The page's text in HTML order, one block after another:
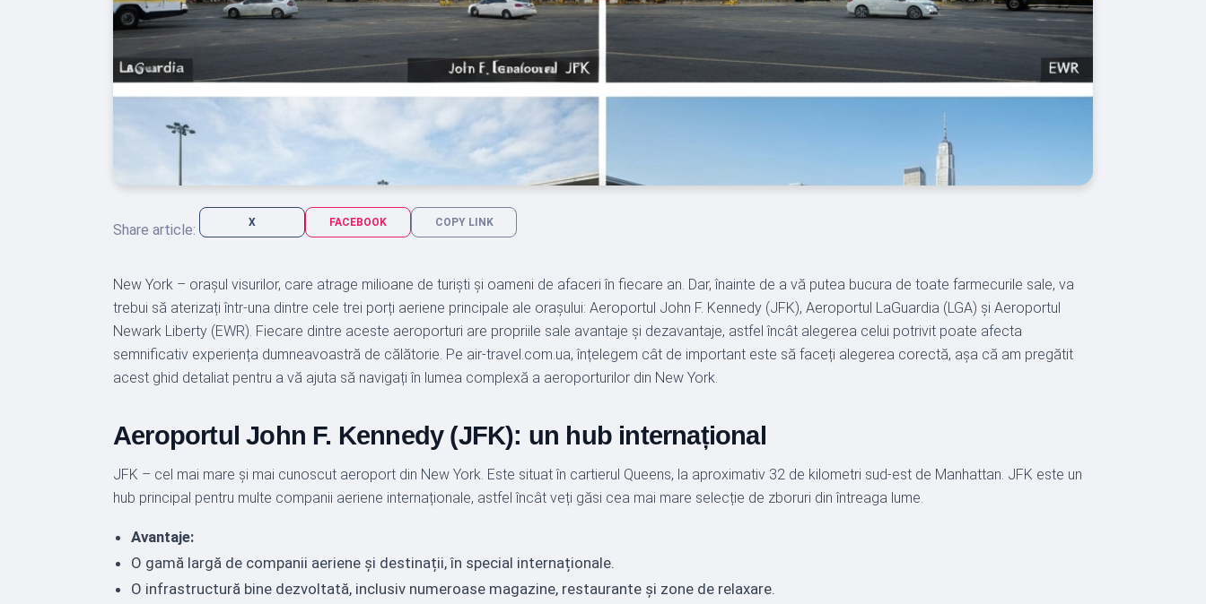
Share article: X FACEBOOK COPY LINK
New York – orașul visurilor, care atrage milioane de turiști și oameni de afaceri în fiecare an. Dar, înainte de a vă putea bucura de toate farmecurile sale, va
trebui să aterizați într-una dintre cele trei porți aeriene principale ale orașului: Aeroportul John F. Kennedy (JFK), Aeroportul LaGuardia (LGA) și Aeroportul
Newark Liberty (EWR). Fiecare dintre aceste aeroporturi are propriile sale avantaje și dezavantaje, astfel încât alegerea celui potrivit poate afecta
semnificativ experiența dumneavoastră de călătorie. Pe air-travel.com.ua, înțelegem cât de important este să faceți alegerea corectă, așa că am pregătit
acest ghid detaliat pentru a vă ajuta să navigați în lumea complexă a aeroporturilor din New York.
Aeroportul John F. Kennedy (JFK): un hub internațional
JFK – cel mai mare și mai cunoscut aeroport din New York. Este situat în cartierul Queens, la aproximativ 32 de kilometri sud-est de Manhattan. JFK este un
hub principal pentru multe companii aeriene internaționale, astfel încât veți găsi cea mai mare selecție de zboruri din întreaga lume.
Avantaje:
O gamă largă de companii aeriene și destinații, în special internaționale.
O infrastructură bine dezvoltată, inclusiv numeroase magazine, restaurante și zone de relaxare.